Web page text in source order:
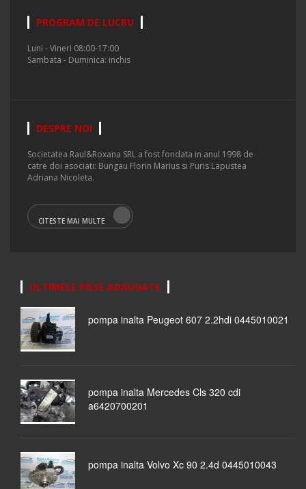
PROGRAM DE LUCRU
Luni - Vineri 08:00-17:00
Sambata - Duminica: inchis
DESPRE NOI
Societatea Raul&Roxana SRL a fost fondata in anul 1998 de
catre doi asociati: Bungau Florin Marius si Puris Lapustea
Adriana Nicoleta.
CITESTE MAI MULTE
ULTIMELE PIESE ADAUGATE
pompa inalta Peugeot 607 2.2hdi 0445010021
pompa inalta Mercedes Cls 320 cdi
a6420700201
pompa inalta Volvo Xc 90 2.4d 0445010043